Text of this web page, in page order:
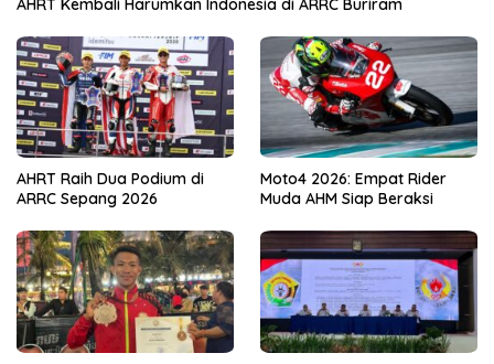
AHRT Kembali Harumkan Indonesia di ARRC Buriram
AHRT Raih Dua Podium di
ARRC Sepang 2026
Moto4 2026: Empat Rider
Muda AHM Siap Beraksi